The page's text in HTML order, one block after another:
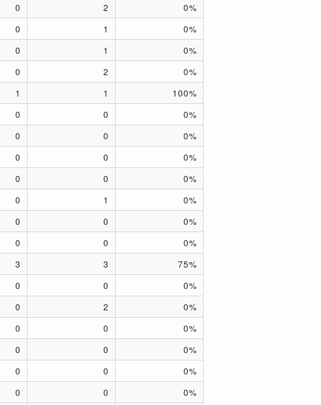
0 2
0%
0 1
0%
0 1
0%
0 2
0%
1 1
100%
0 0
0%
0 0
0%
0 0
0%
0 0
0%
0 1
0%
0 0
0%
0 0
0%
3 3
75%
0 0
0%
0 2
0%
0 0
0%
0 0
0%
0 0
0%
0 0
0%